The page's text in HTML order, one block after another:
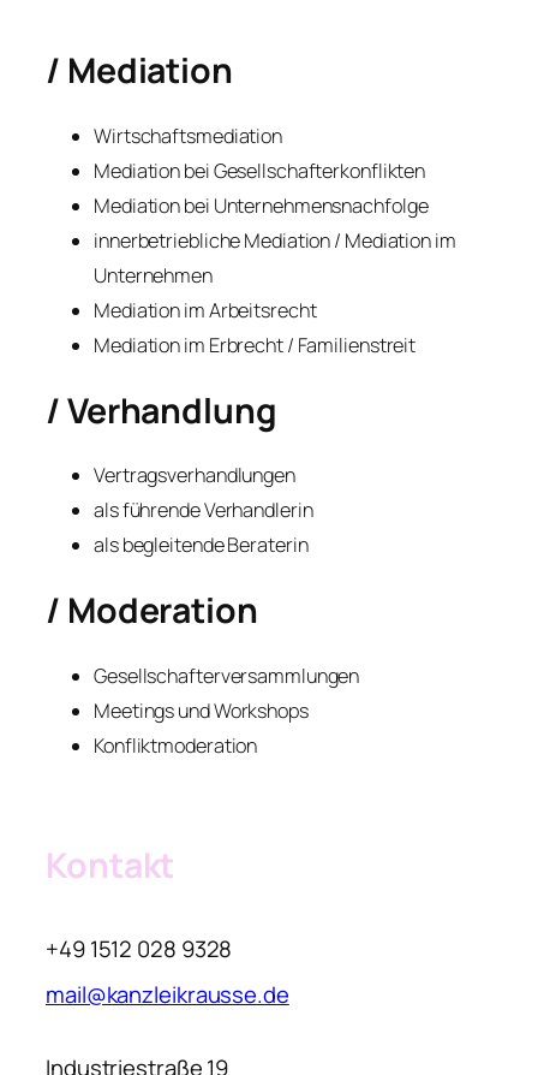
/ Mediation
Wirtschaftsmediation
Mediation bei Gesellschafterkonflikten
Mediation bei Unternehmensnachfolge
innerbetriebliche Mediation / Mediation im
Unternehmen
Mediation im Arbeitsrecht
Mediation im Erbrecht / Familienstreit
/ Verhandlung
Vertragsverhandlungen
als führende Verhandlerin
als begleitende Beraterin
/ Moderation
Gesellschafterversammlungen
Meetings und Workshops
Konfliktmoderation
Kontakt
+49 1512 028 9328
mail@kanzleikrausse.de
Industriestraße 19